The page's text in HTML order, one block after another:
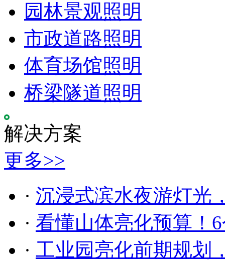
园林景观照明
市政道路照明
体育场馆照明
桥梁隧道照明
解决方案
更多>>
· 沉浸式滨水夜游灯光
· 看懂山体亮化预算！
· 工业园亮化前期规划